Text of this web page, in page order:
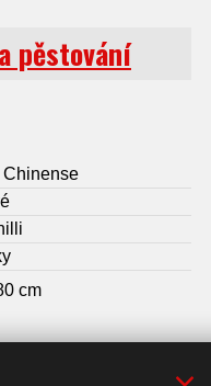
pěstování
cm